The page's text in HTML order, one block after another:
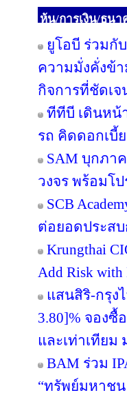
หุ้น/การเงิน/ธนา
ยูโอบี ร่วมกั
ความมั่งคั่งข้
กิจการที่ชัดเจ
ทีทีบี เดินหน้
รถ คิดดอกเบี้
SAM บุกภา
วงจร พร้อมโ
SCB
ต่อยอดประส
Krungthai
Add Risk
แสนสิริ-กรุง
3.80]% จองซื้
และเท่าเทียม
BAM ร่วม
“ทรัพย์มหาชน